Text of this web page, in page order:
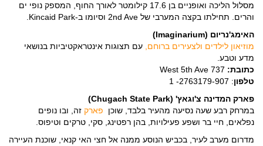
מסלול הליכה ואופניים בן 17.6 קילומטר לאורך החוף, המספק נופי ים
והרים. תחילתו בקצה המערבי של 2nd Ave וסיומו ב-Kincaid Park.
האימג'נריום (Imaginarium)
מוזיאון לילדים ולצעירים ברוחם, עם תצוגות אינטראקטיביות בנושאי
מדע וטבע.
כתובת:
טלפון: 2763179-907- 1
פארק המדינה צ'וגאץ' (Chugach State Park)
במרחק רבע שעה נסיעה מהעיר בלבד, שוכן
פארק זה, ובו נופים
נפלאים, חיי בר ושפע פעילויות, בהן רפטינג, סקי, טרקים וטיפוס.
מדרום מערב לעיר, בכביש הנוסע ממנה אל חצי האי קנאי, שוכנת העיירה